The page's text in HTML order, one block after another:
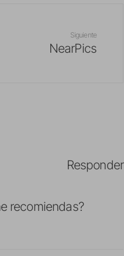
Siguiente
NearPics
recomiendas?
Responder